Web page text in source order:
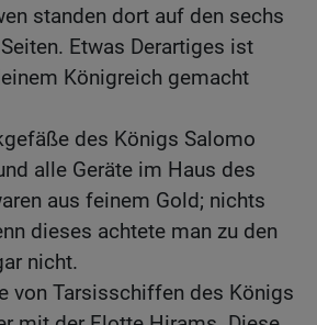
standen dort auf den sechs
Etwas Derartiges ist
Königreich gemacht
des Königs Salomo
alle Geräte im Haus des
aus feinem Gold; nichts
dieses achtete man zu den
nicht.
von Tarsisschiffen des Königs